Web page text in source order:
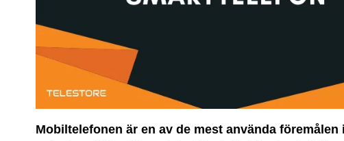
Mobiltelefonen är en av de mest använda